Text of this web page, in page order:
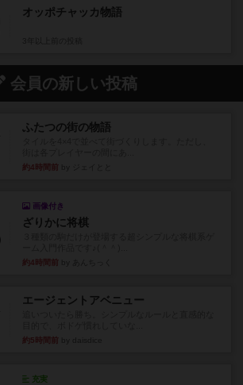
オッポチャッカ物語
会員の新しい投稿
ふたつの街の物語
約4時間前
画像付き
ざりかに将棋
約4時間前
エージェントアベニュー
約5時間前
充実